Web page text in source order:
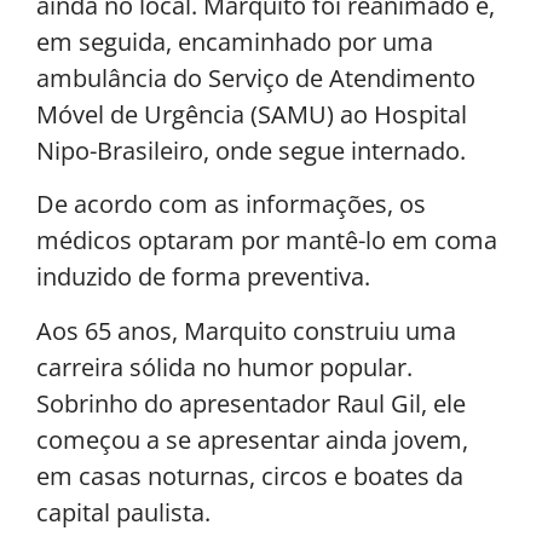
em seguida, encaminhado por uma
ambulância do Serviço de Atendimento
Móvel de Urgência (SAMU) ao Hospital
Nipo-Brasileiro, onde segue internado.
De acordo com as informações, os
médicos optaram por mantê-lo em coma
induzido de forma preventiva.
Aos 65 anos, Marquito construiu uma
carreira sólida no humor popular.
Sobrinho do apresentador Raul Gil, ele
começou a se apresentar ainda jovem,
em casas noturnas, circos e boates da
capital paulista.